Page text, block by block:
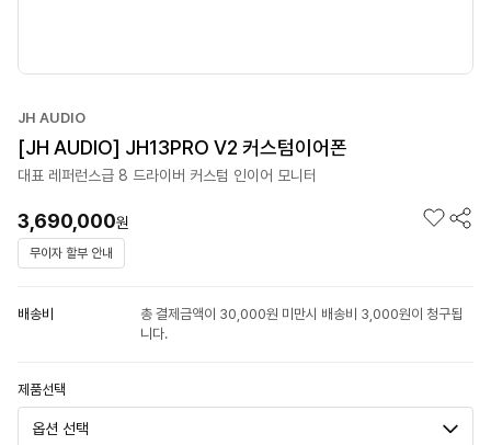
JH AUDIO
[JH AUDIO] JH13PRO V2 커스텀이어폰
대표 레퍼런스급 8 드라이버 커스텀 인이어 모니터
3,690,000원
무이자 할부 안내
배송비
총 결제금액이 30,000원 미만시 배송비 3,000원이 청구됩
니다.
제품선택